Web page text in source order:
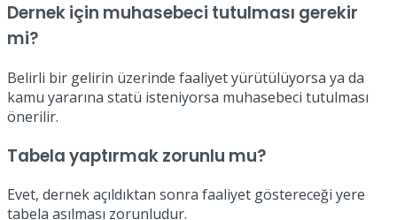
Dernek için muhasebeci tutulması gerekir
mi?
Belirli bir gelirin üzerinde faaliyet yürütülüyorsa ya da
kamu yararına statü isteniyorsa muhasebeci tutulması
önerilir.
Tabela yaptırmak zorunlu mu?
Evet, dernek açıldıktan sonra faaliyet göstereceği yere
tabela asılması zorunludur.